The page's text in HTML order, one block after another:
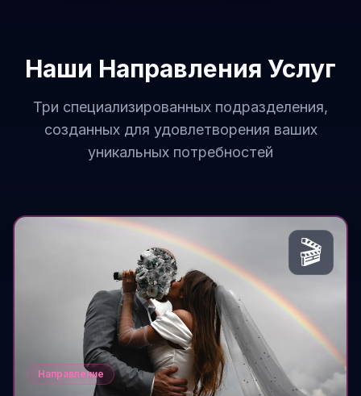
Наши Направления Услуг
Три специализированных подразделения,
созданных для удовлетворения ваших
уникальных потребностей
🎬
Направление